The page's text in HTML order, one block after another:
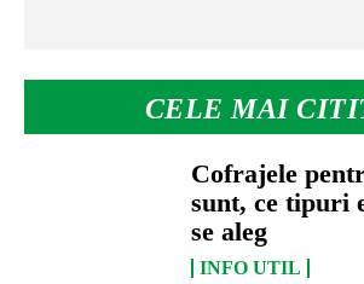
CELE MAI
Cofrajele
sunt, ce tipuri
se aleg
INFO UTIL